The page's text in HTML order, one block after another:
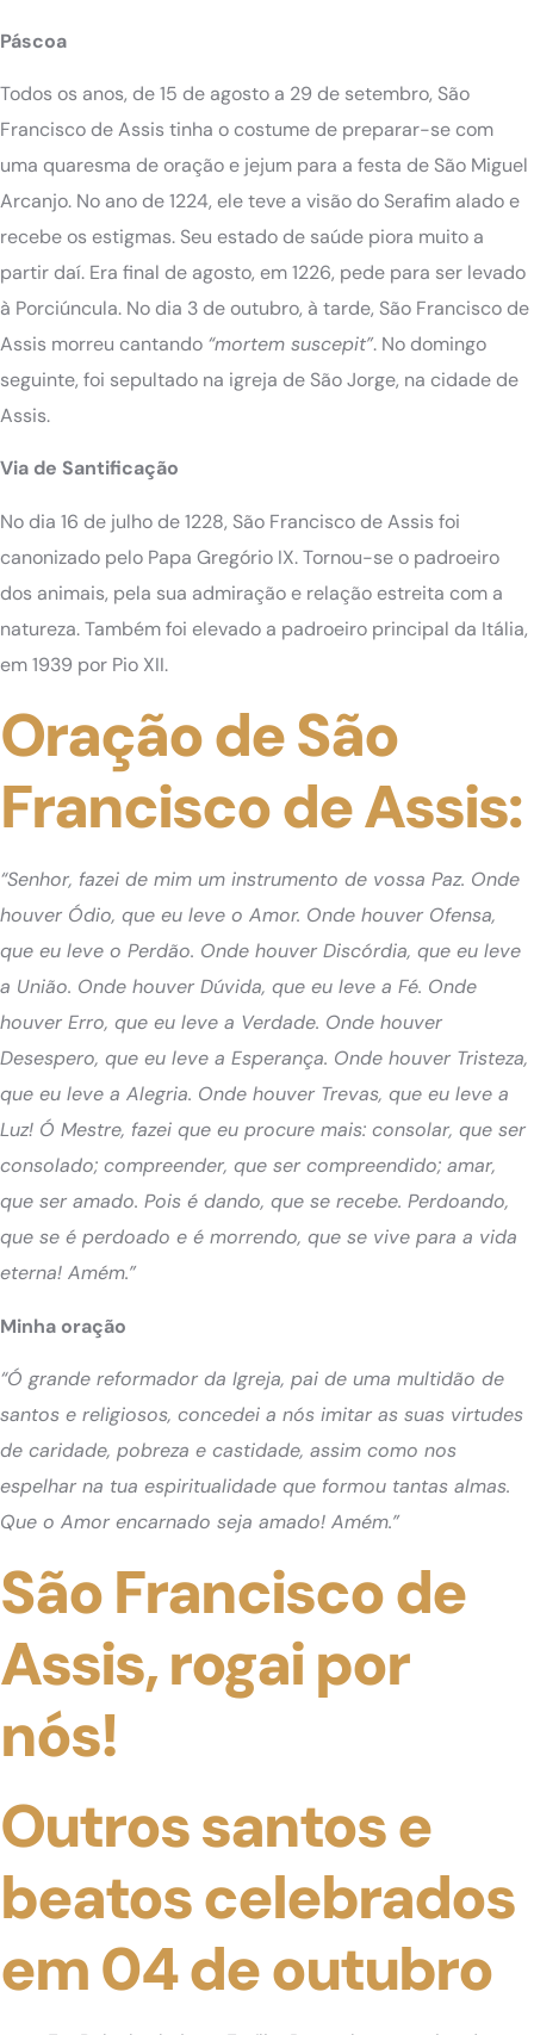
Páscoa
Todos os anos, de 15 de agosto a 29 de setembro, São
Francisco de Assis tinha o costume de preparar-se com
uma quaresma de oração e jejum para a festa de São Miguel
Arcanjo. No ano de 1224, ele teve a visão do Serafim alado e
recebe os estigmas. Seu estado de saúde piora muito a
partir daí. Era final de agosto, em 1226, pede para ser levado
à Porciúncula. No dia 3 de outubro, à tarde, São Francisco de
Assis morreu cantando “mortem suscepit”. No domingo
seguinte, foi sepultado na igreja de São Jorge, na cidade de
Assis.
Via de Santificação
No dia 16 de julho de 1228, São Francisco de Assis foi
canonizado pelo Papa Gregório IX. Tornou-se o padroeiro
dos animais, pela sua admiração e relação estreita com a
natureza. Também foi elevado a padroeiro principal da Itália,
em 1939 por Pio XII.
Oração de São
Francisco de Assis:
“Senhor, fazei de mim um instrumento de vossa Paz. Onde
houver Ódio, que eu leve o Amor. Onde houver Ofensa,
que eu leve o Perdão. Onde houver Discórdia, que eu leve
a União. Onde houver Dúvida, que eu leve a Fé. Onde
houver Erro, que eu leve a Verdade. Onde houver
Desespero, que eu leve a Esperança. Onde houver Tristeza,
que eu leve a Alegria. Onde houver Trevas, que eu leve a
Luz! Ó Mestre, fazei que eu procure mais: consolar, que ser
consolado; compreender, que ser compreendido; amar,
que ser amado. Pois é dando, que se recebe. Perdoando,
que se é perdoado e é morrendo, que se vive para a vida
eterna! Amém.”
Minha oração
“Ó grande reformador da Igreja, pai de uma multidão de
santos e religiosos, concedei a nós imitar as suas virtudes
de caridade, pobreza e castidade, assim como nos
espelhar na tua espiritualidade que formou tantas almas.
Que o Amor encarnado seja amado! Amém.”
São Francisco de
Assis, rogai por
nós!
Outros santos e
beatos celebrados
em 04 de outubro